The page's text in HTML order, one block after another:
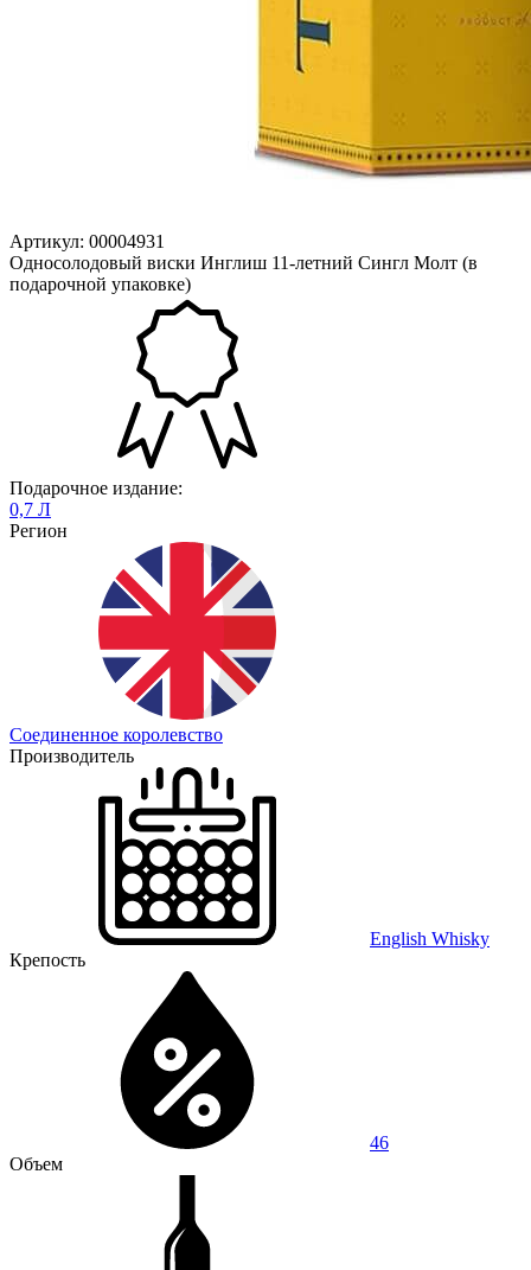
Артикул: 00004931
Односолодовый виски Инглиш 11-летний Сингл Молт (в
подарочной упаковке)
Подарочное издание:
0,7 Л
Регион
Соединенное королевство
Производитель
English Whisky
Крепость
46
Объем